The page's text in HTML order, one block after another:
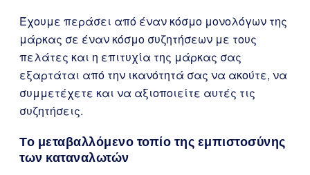
Έχουμε περάσει από έναν κόσμο μονολόγων της
μάρκας σε έναν κόσμο συζητήσεων με τους
πελάτες και η επιτυχία της μάρκας σας
εξαρτάται από την ικανότητά σας να ακούτε, να
συμμετέχετε και να αξιοποιείτε αυτές τις
συζητήσεις.
Το μεταβαλλόμενο τοπίο της εμπιστοσύνης
των καταναλωτών